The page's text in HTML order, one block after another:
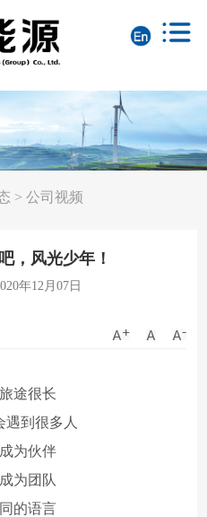
>公司视频
，风光少年！
年12月07日
途很长
遇到很多人
为伙伴
为团队
的语言